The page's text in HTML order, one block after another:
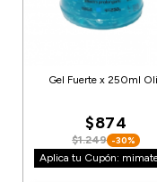
Gel Fuerte x 250ml
$874
$1.249 -30%
Aplica tu Cupón: